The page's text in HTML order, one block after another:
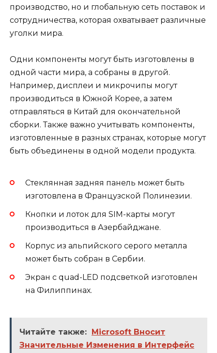
производство, но и глобальную сеть поставок и
сотрудничества, которая охватывает различные
уголки мира.
Одни компоненты могут быть изготовлены в
одной части мира, а собраны в другой.
Например, дисплеи и микрочипы могут
производиться в Южной Корее, а затем
отправляться в Китай для окончательной
сборки. Также важно учитывать компоненты,
изготовленные в разных странах, которые могут
быть объединены в одной модели продукта.
Стеклянная задняя панель может быть
изготовлена в Французской Полинезии.
Кнопки и лоток для SIM-карты могут
производиться в Азербайджане.
Корпус из альпийского серого металла
может быть собран в Сербии.
Экран с quad-LED подсветкой изготовлен
на Филиппинах.
Читайте также:
Microsoft Вносит
Значительные Изменения в Интерфейс